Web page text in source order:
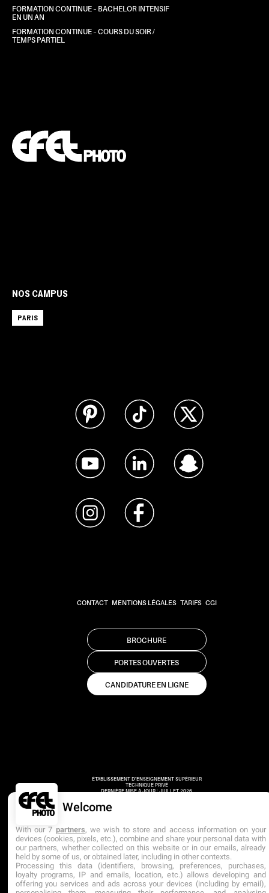
FORMATION CONTINUE – BACHELOR INTENSIF
EN UN AN
FORMATION CONTINUE – COURS DU SOIR /
TEMPS PARTIEL
NOS CAMPUS
PARIS
CONTACT MENTIONS LÉGALES TARIFS CGI
CANDIDATURE EN LIGNE
PORTES OUVERTES
BROCHURE
ÉTABLISSEMENT D’ENSEIGNEMENT SUPÉRIEUR
TECHNIQUE PRIVÉ
DERNIÈRE MISE À JOUR : JUILLET 2026
Welcome
With our 7 partners, we wish to store and access information on your
devices (cookies, pixels, etc.), combine and share your personal data with
our partners, whether collected on this website or in our emails, already
held by some of us, or obtained later, including in other contexts.
Processing this data (identifiers, browsing, preferences, purchases,
loyalty programs, IP and emails, location, etc.) allows developing and
offering you services and ads across your devices (including by email),